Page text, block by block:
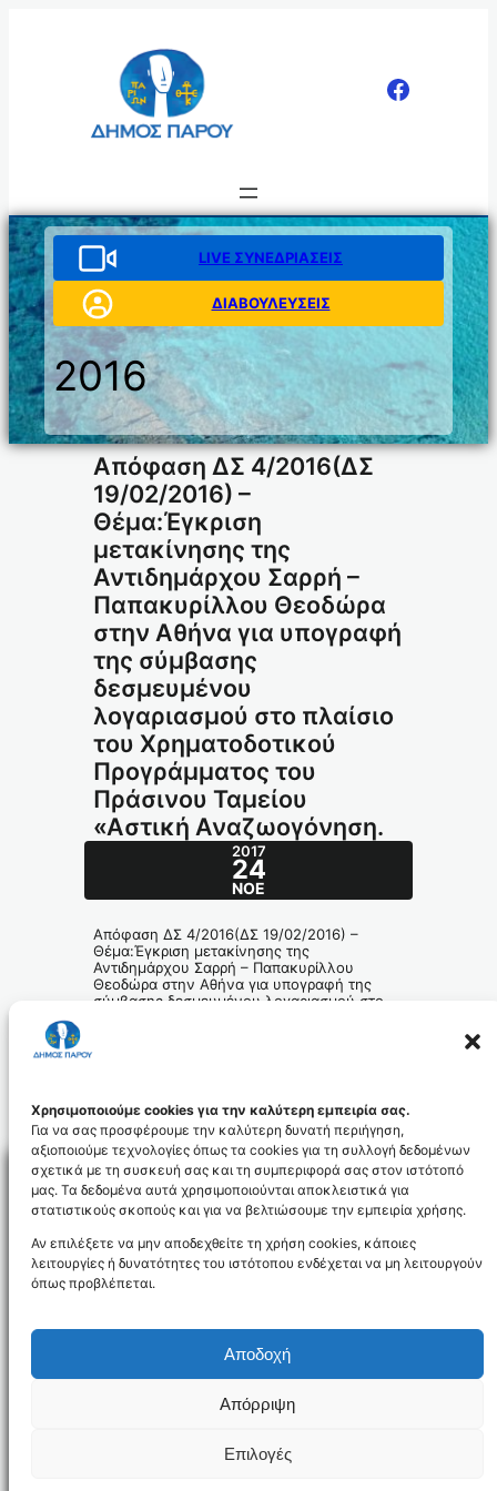
Χρησιμοποιούμε cookies για την καλύτερη εμπειρία σας.
Για να σας προσφέρουμε την καλύτερη δυνατή περιήγηση,
αξιοποιούμε τεχνολογίες όπως τα cookies για τη συλλογή δεδομένων
σχετικά με τη συσκευή σας και τη συμπεριφορά σας στον ιστότοπό
μας. Τα δεδομένα αυτά χρησιμοποιούνται αποκλειστικά για
στατιστικούς σκοπούς και για να βελτιώσουμε την εμπειρία χρήσης.
Αν επιλέξετε να μην αποδεχθείτε τη χρήση cookies, κάποιες
λειτουργίες ή δυνατότητες του ιστότοπου ενδέχεται να μη λειτουργούν
όπως προβλέπεται.
Αποδοχή
Απόρριψη
Επιλογές
LIVE ΣΥΝΕΔΡΙΑΣΕΙΣ
ΔΙΑΒΟΥΛΕΥΣΕΙΣ
2016
Απόφαση ΔΣ 4/2016(ΔΣ
19/02/2016) –
Θέμα:Έγκριση
μετακίνησης της
Αντιδημάρχου Σαρρή –
Παπακυρίλλου Θεοδώρα
στην Αθήνα για υπογραφή
της σύμβασης
δεσμευμένου
λογαριασμού στο πλαίσιο
του Χρηματοδοτικού
Προγράμματος του
Πράσινου Ταμείου
«Αστική Αναζωογόνηση.
2017
24
ΝΟΈ
Απόφαση ΔΣ 4/2016(ΔΣ 19/02/2016) –
Θέμα:Έγκριση μετακίνησης της
Αντιδημάρχου Σαρρή – Παπακυρίλλου
Θεοδώρα στην Αθήνα για υπογραφή της
σύμβασης δεσμευμένου λογαριασμού στο
50-2016_id4512
NEWSLETTER
Δήλωση Προσβασιμότητας
Δήμος Πάρου